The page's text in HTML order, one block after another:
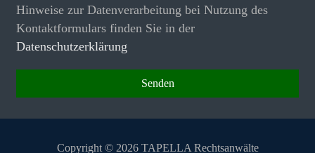
Hinweise zur Datenverarbeitung bei Nutzung des
Kontaktformulars finden Sie in der
Datenschutzerklärung
Copyright © 2026 TAPELLA Rechtsanwälte